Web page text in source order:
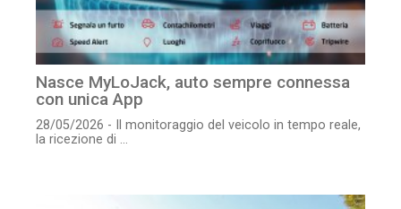
Nasce MyLoJack, auto sempre connessa
con unica App
28/05/2026 - Il monitoraggio del veicolo in tempo reale,
la ricezione di ...